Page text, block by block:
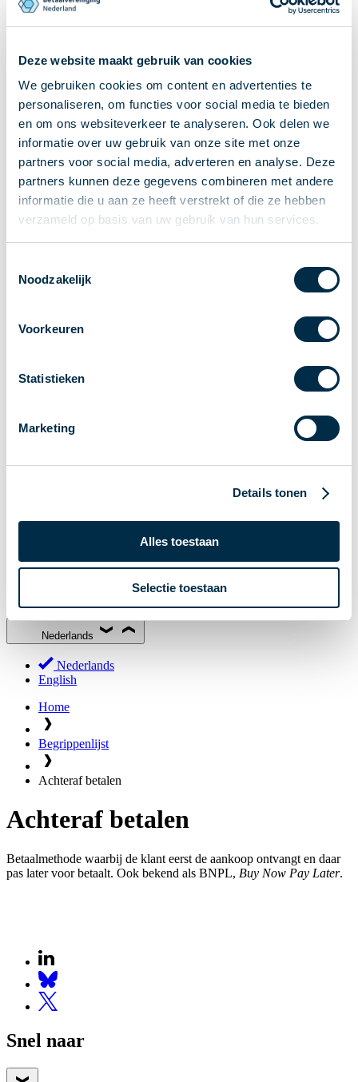
Deze website maakt gebruik van cookies
We gebruiken cookies om content en advertenties te
personaliseren, om functies voor social media te bieden
en om ons websiteverkeer te analyseren. Ook delen we
informatie over uw gebruik van onze site met onze
partners voor social media, adverteren en analyse. Deze
partners kunnen deze gegevens combineren met andere
informatie die u aan ze heeft verstrekt of die ze hebben
verzameld op basis van uw gebruik van hun services.
Noodzakelijk
Voorkeuren
Statistieken
Marketing
Details tonen
Alles toestaan
Selectie toestaan
Overboeken
Bijzondere rekeningen en diensten
Standaarden in het betalingsverkeer
Feiten & Cijfers
Actueel
Betaaljournaal
Publicaties
Jaarcongres 2026
Leden
Stakeholderforum
Bestuur
Nederlands
Nederlands
English
Home
Begrippenlijst
Achteraf betalen
Achteraf betalen
Betaalmethode waarbij de klant eerst de aankoop ontvangt en daar
pas later voor betaalt. Ook bekend als BNPL, Buy Now Pay Later.
Snel naar